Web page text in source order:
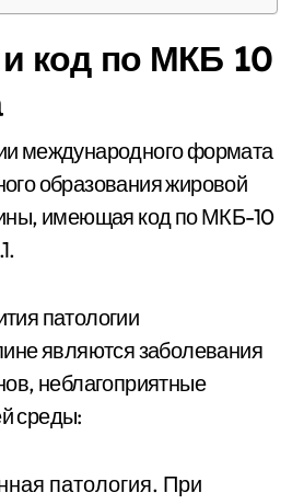
код по МКБ 10
международного формата
образования жировой
имеющая код по МКБ-10
патологии
являются заболевания
неблагоприятные
среды:
патология. При